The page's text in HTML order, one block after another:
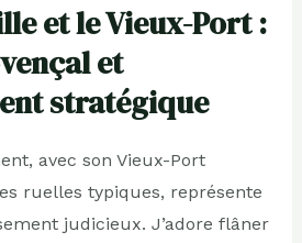
et le Vieux-Port :
et
stratégique
avec son Vieux-Port
ruelles typiques, représente
judicieux. J’adore flâner